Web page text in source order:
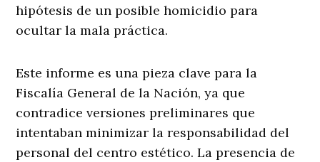
hipótesis de un posible homicidio para
ocultar la mala práctica.
Este informe es una pieza clave para la
Fiscalía General de la Nación, ya que
contradice versiones preliminares que
intentaban minimizar la responsabilidad del
personal del centro estético. La presencia de